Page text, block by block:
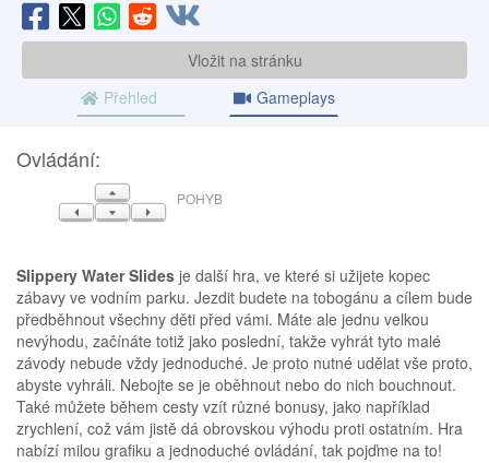
Vložit na stránku
Přehled
Gameplays
Ovládání:
NAHORU
VLEVODOLŮVPRAVO
POHYB
Slippery Water Slides je další hra, ve které si užijete kopec
zábavy ve vodním parku. Jezdit budete na tobogánu a cílem bude
předběhnout všechny děti před vámi. Máte ale jednu velkou
nevýhodu, začínáte totiž jako poslední, takže vyhrát tyto malé
závody nebude vždy jednoduché. Je proto nutné udělat vše proto,
abyste vyhráli. Nebojte se je oběhnout nebo do nich bouchnout.
Také můžete během cesty vzít různé bonusy, jako například
zrychlení, což vám jistě dá obrovskou výhodu proti ostatním. Hra
nabízí milou grafiku a jednoduché ovládání, tak pojďme na to!